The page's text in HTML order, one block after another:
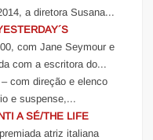
a diretora Susana...
com Jane Seymour e
com a escritora do...
com direção e elenco
e suspense,...
A SÉ/THE LIFE
atriz italiana